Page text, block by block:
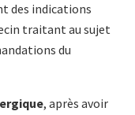
des indications
traitant au sujet
du
, après avoir